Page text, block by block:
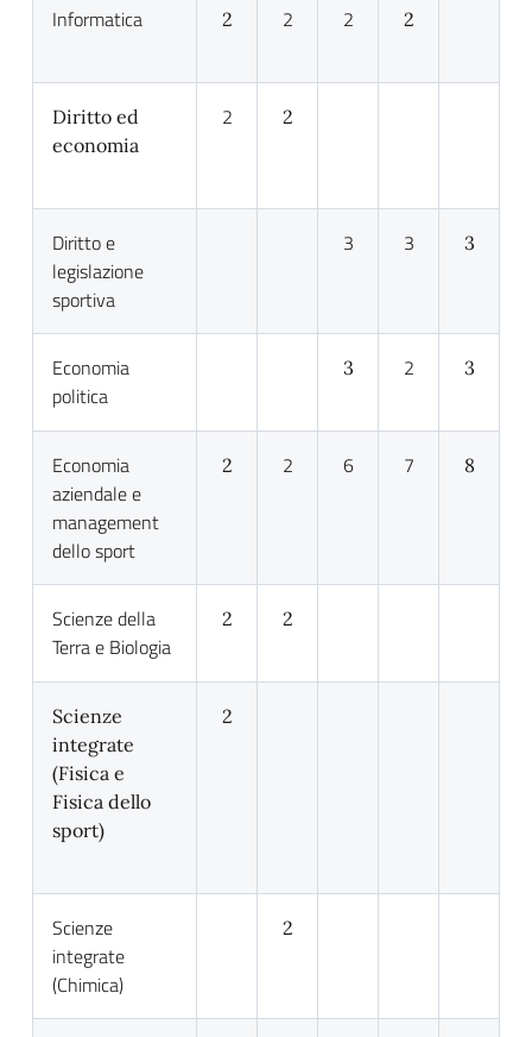
Informatica 2 2 2 2
Diritto ed
economia
2 2
Diritto e
legislazione
sportiva
3 3 3
Economia
politica
3 2 3
Economia
aziendale e
management
dello sport
2 2 6 7 8
Scienze della
Terra e Biologia
2 2
Scienze
integrate
(Fisica e
Fisica dello
sport)
2
Scienze
integrate
(Chimica)
2